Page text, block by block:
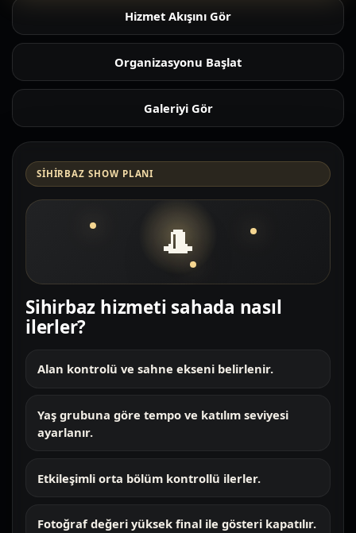
Hizmet Akışını Gör
Organizasyonu Başlat
Galeriyi Gör
SIHIRBAZ SHOW PLANI
🎩
Sihirbaz hizmeti sahada nasıl
ilerler?
Alan kontrolü ve sahne ekseni belirlenir.
Yaş grubuna göre tempo ve katılım seviyesi
ayarlanır.
Etkileşimli orta bölüm kontrollü ilerler.
Fotoğraf değeri yüksek final ile gösteri kapatılır.